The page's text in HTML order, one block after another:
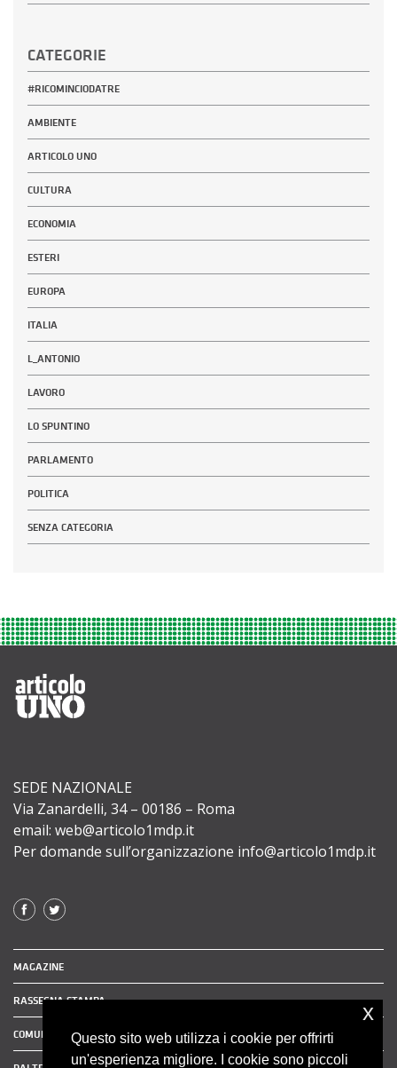
CATEGORIE
#RICOMINCIODATRE
AMBIENTE
ARTICOLO UNO
CULTURA
ECONOMIA
ESTERI
EUROPA
ITALIA
L_ANTONIO
LAVORO
LO SPUNTINO
PARLAMENTO
POLITICA
SENZA CATEGORIA
SEDE NAZIONALE
Via Zanardelli, 34 – 00186 – Roma
email: web@articolo1mdp.it
Per domande sull’organizzazione info@articolo1mdp.it
MAGAZINE
RASSEGNA STAMPA
COMUNICATI STAMPAQuesto sito web utilizza i cookie per offrirti
un'esperienza migliore. I cookie sono piccoli
x